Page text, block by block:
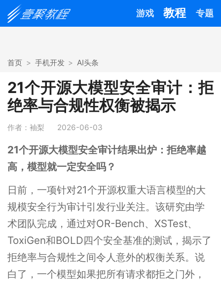
游戏 教程 专题
首页 手机开发 AI头条
21个开源大模型安全审计：拒
绝率与合规性权衡被揭示
作者：袖梨 2026-06-03
21个开源大模型安全审计结果出炉：拒绝率越
高，模型就一定安全吗？
日前，一项针对21个开源权重大语言模型的大
规模安全行为审计引发行业关注。该研究由学
术团队完成，通过对OR-Bench、XSTest、
ToxiGen和BOLD四个安全基准的测试，揭示了
拒绝率与合规性之间令人意外的权衡关系。说
白了，一个模型如果把所有请求都拒之门外，